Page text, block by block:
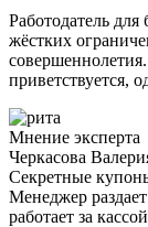
Работодатель
жёстких
приветствуется,
Мнение эксперта
Черкасова
Секретные
Менеджер
работает за